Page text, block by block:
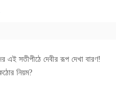
এই সতীপীঠে দেবীর রূপ দেখা বারণ!
নিয়ম?